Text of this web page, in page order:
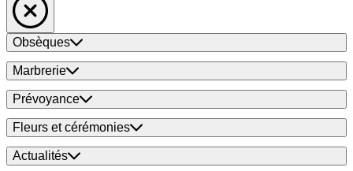
Obsèques
Marbrerie
Prévoyance
Fleurs et cérémonies
Actualités